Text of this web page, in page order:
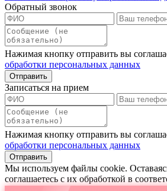
Обратный звонок
Нажимая кнопку отправить вы
обработки персональных данных
Записаться на прием
Нажимая кнопку отправить вы
обработки персональных данных
Мы используем файлы сookie.
соглашаетесь с их обработкой в